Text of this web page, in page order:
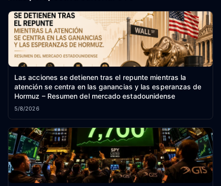
Las acciones se detienen tras el repunte mientras la
atención se centra en las ganancias y las esperanzas de
Hormuz – Resumen del mercado estadounidense
5/8/2026